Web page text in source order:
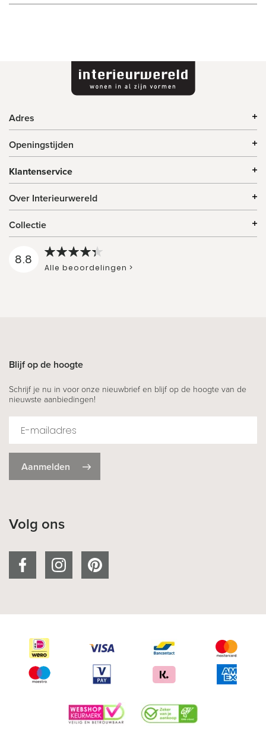
Adres
Openingstijden
Klantenservice
Over Interieurwereld
Collectie
8.8
Alle beoordelingen >
Blijf op de hoogte
Schrijf je nu in voor onze nieuwbrief en blijf op de hoogte van de
nieuwste aanbiedingen!
Aanmelden
Volg ons